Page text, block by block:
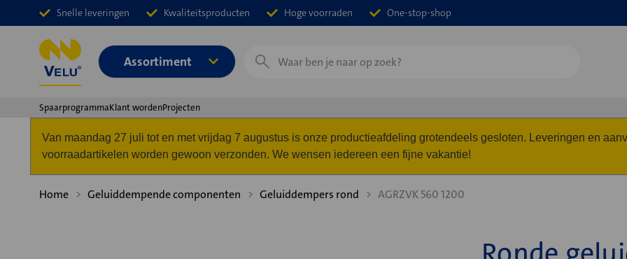
Snelle leveringen Kwaliteitsproducten Hoge voorraden One-stop-shop
Assortiment
Zoeken
SpaarprogrammaKlant wordenProjecten
Van maandag 27 juli tot en met vrijdag 7 augustus is onze productieafdeling grotendeels gesloten. Leveringen en
voorraadartikelen worden gewoon verzonden. We wensen iedereen een fijne vakantie!
Home Geluiddempende componenten Geluiddempers rond AGRZVK 560 1200